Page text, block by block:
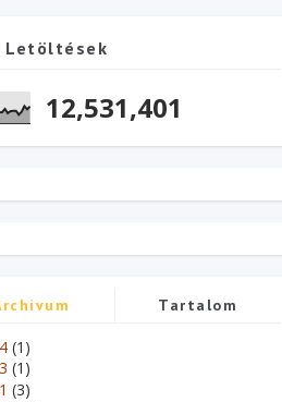
Letöltések
12,531,401
Tartalom
(1)
(1)
(3)